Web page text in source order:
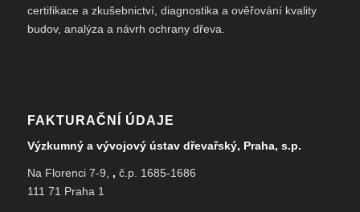
certifikace a zkušebnictví, diagnostika a ověřování kvality
budov, analýza a návrh ochrany dřeva.
FAKTURAČNÍ ÚDAJE
Výzkumný a vývojový ústav dřevařský, Praha, s.p.
Na Florenci 7-9, , č.p. 1685-1686
111 71 Praha 1